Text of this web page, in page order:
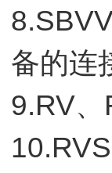
备的连
9.RV